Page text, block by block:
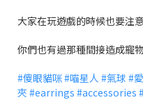
大家在玩遊戲的時候也要注
你們也有過那種間接造成寵
#傻眼貓咪#喵星人 #氣球 #
夾 #earrings #accessories